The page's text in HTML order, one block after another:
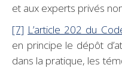
et aux experts privés
[7] L’article 202 du
en principe le dépôt
dans la pratique, les